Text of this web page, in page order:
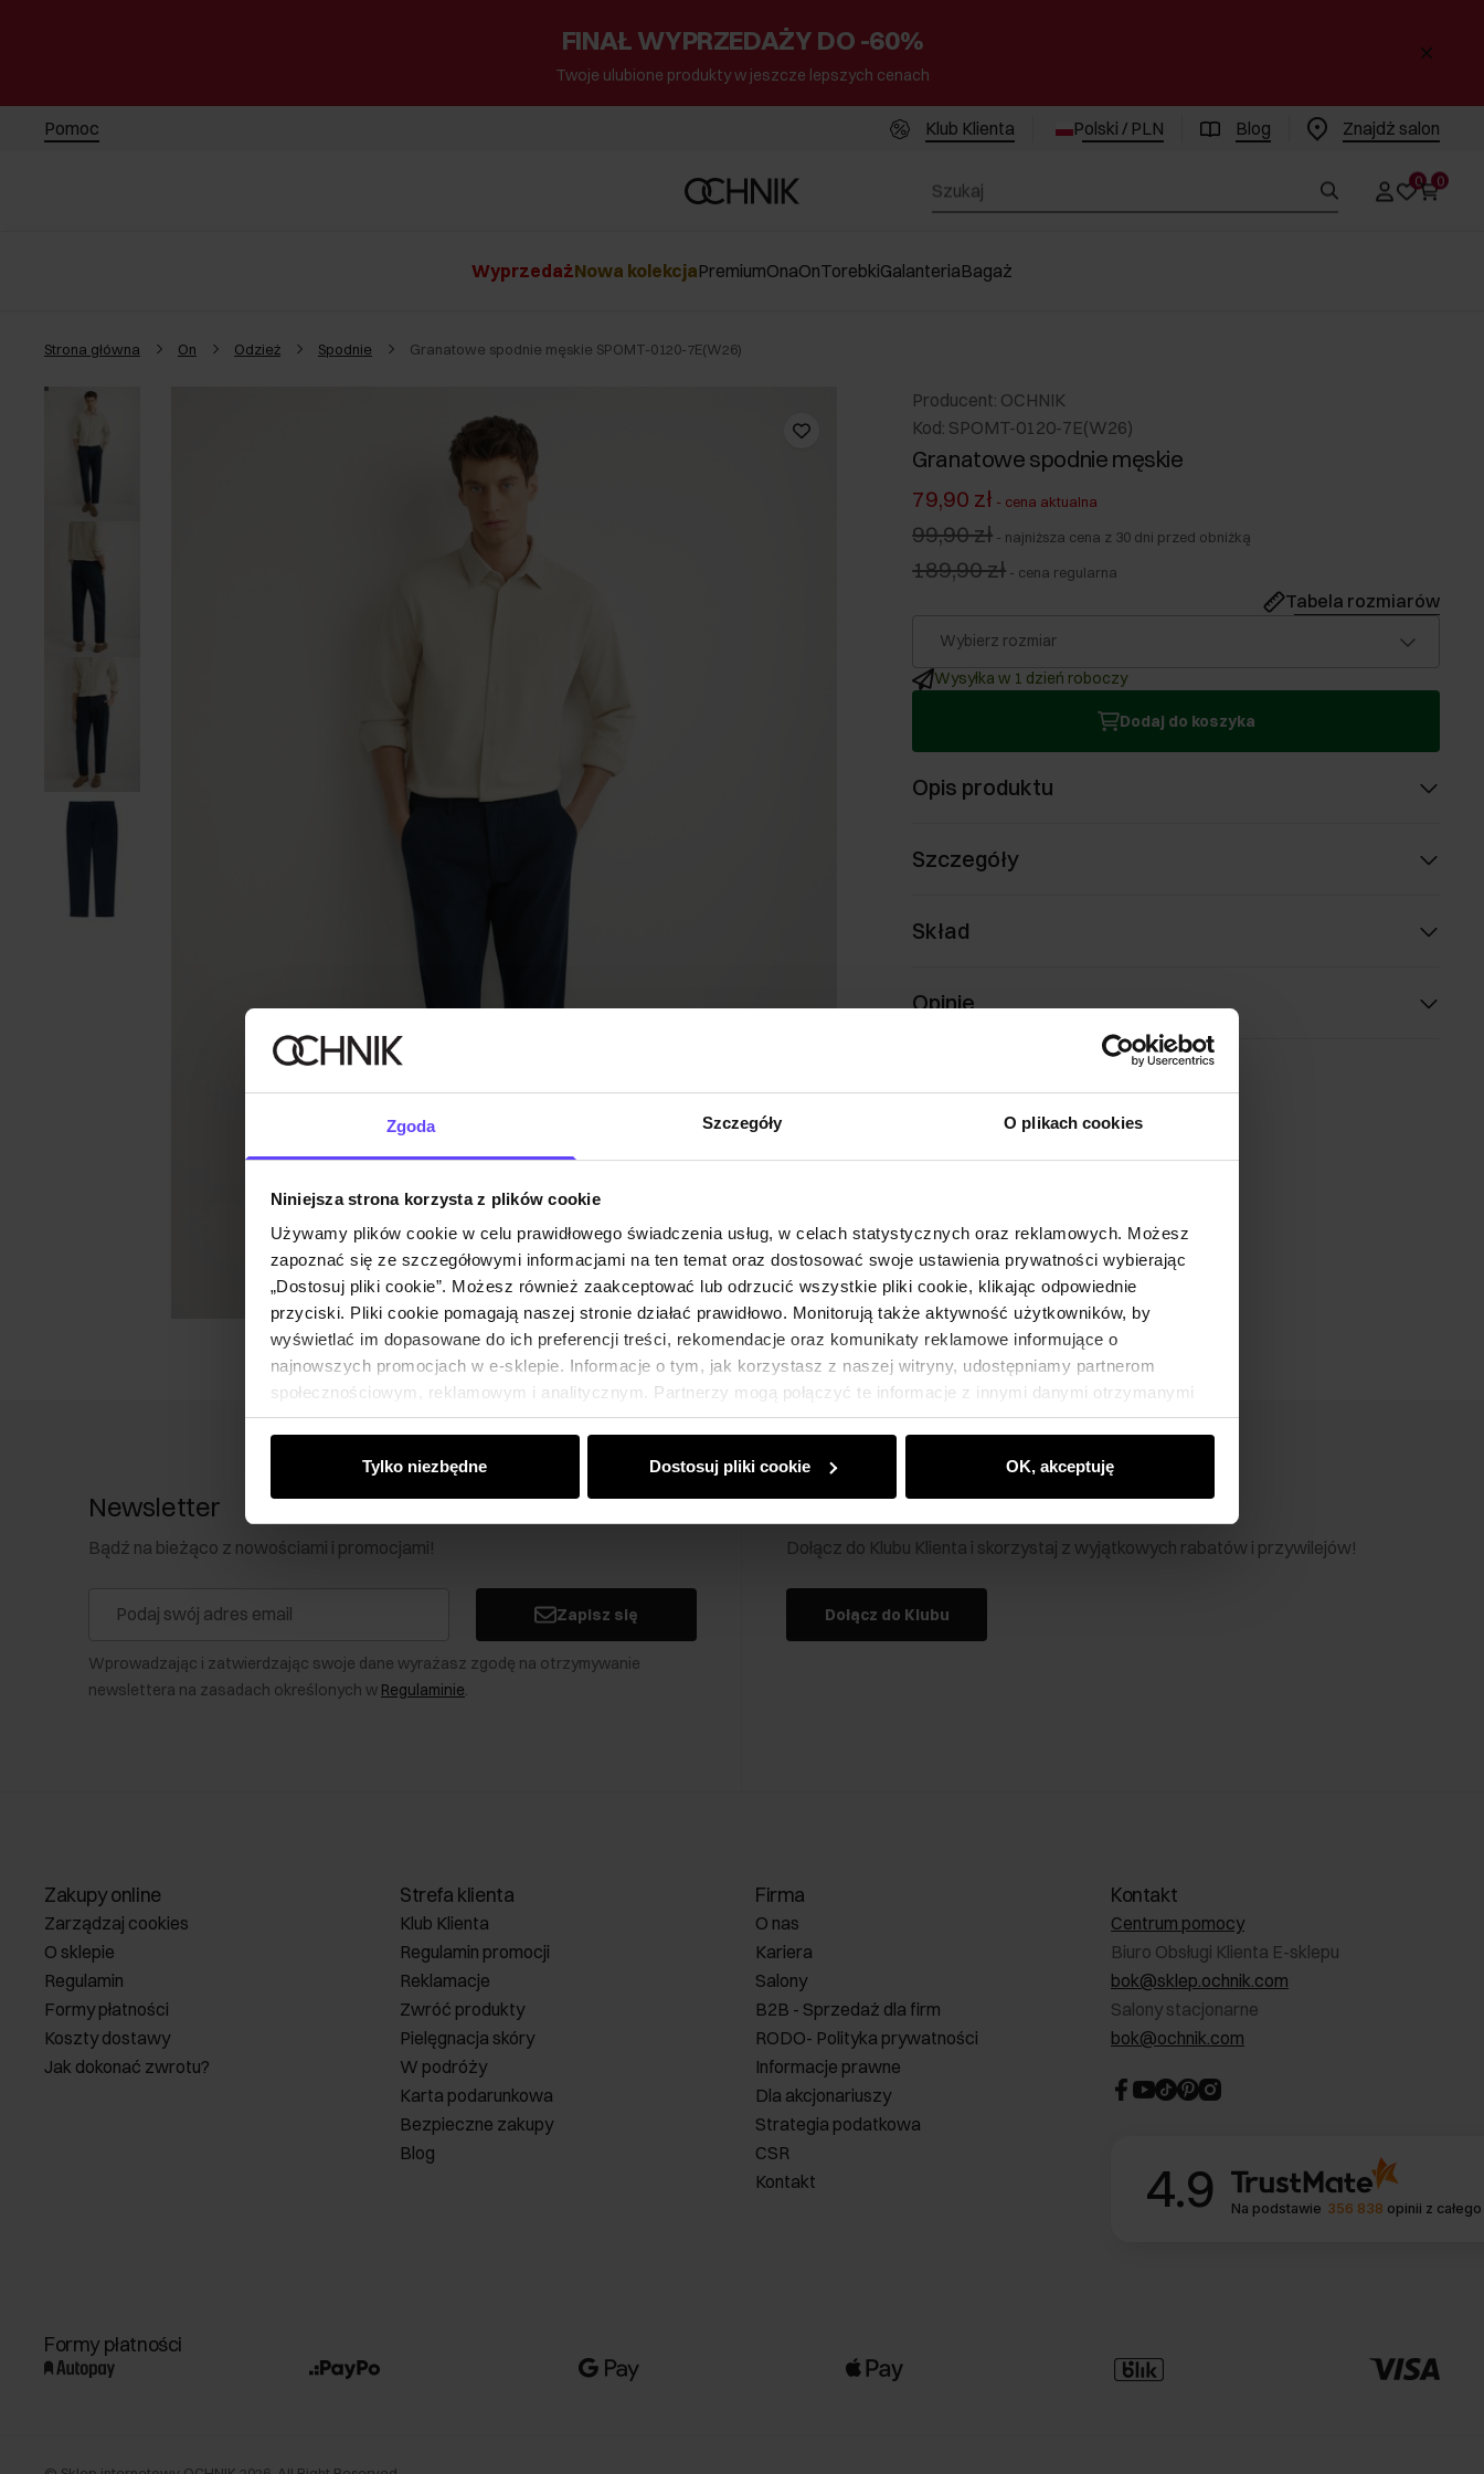
Zgoda Szczegóły O plikach cookies
Niniejsza strona korzysta z plików cookie
Używamy plików cookie w celu prawidłowego świadczenia usług, w celach statystycznych oraz reklamowych. Możesz
zapoznać się ze szczegółowymi informacjami na ten temat oraz dostosować swoje ustawienia prywatności wybierając
„Dostosuj pliki cookie”. Możesz również zaakceptować lub odrzucić wszystkie pliki cookie, klikając odpowiednie
przyciski. Pliki cookie pomagają naszej stronie działać prawidłowo. Monitorują także aktywność użytkowników, by
wyświetlać im dopasowane do ich preferencji treści, rekomendacje oraz komunikaty reklamowe informujące o
najnowszych promocjach w e-sklepie. Informacje o tym, jak korzystasz z naszej witryny, udostępniamy partnerom
społecznościowym, reklamowym i analitycznym. Partnerzy mogą połączyć te informacje z innymi danymi otrzymanymi
od Ciebie lub uzyskanymi podczas korzystania z ich usług.
Tylko niezbędne Dostosuj pliki cookie OK, akceptuję
FINAŁ WYPRZEDAŻY DO -60%
Twoje ulubione produkty w jeszcze lepszych cenach
Pomoc Klub Klienta Polski / PLN Blog Znajdż salon
0 0
WyprzedażNowa kolekcjaPremiumOnaOnTorebkiGalanteriaBagaż
Strona główna On Odzież Spodnie Granatowe spodnie męskie SPOMT-0120-7E(W26)
Producent: OCHNIK
Kod: SPOMT-0120-7E(W26)
Granatowe spodnie męskie
79,90 zł - cena aktualna
99,90 zł - najniższa cena z 30 dni przed obniżką
189,90 zł - cena regularna
Tabela rozmiarów
Wybierz rozmiar
Wysyłka w 1 dzień roboczy
Dodaj do koszyka
Opis produktu
Szczegóły
Skład
Opinie
Newsletter
Bądź na bieżąco z nowościami i promocjami!
Zapisz się
Wprowadzając i zatwierdzając swoje dane wyrażasz zgodę na otrzymywanie
newslettera na zasadach określonych w Regulaminie.
Klub Klienta Ochnik
Dołącz do Klubu Klienta i skorzystaj z wyjątkowych rabatów i przywilejów!
Dołącz do Klubu
Zakupy online
Zarządzaj cookies
O sklepie
Regulamin
Formy płatności
Koszty dostawy
Jak dokonać zwrotu?
Strefa klienta
Klub Klienta
Regulamin promocji
Reklamacje
Zwróć produkty
Pielęgnacja skóry
W podróży
Karta podarunkowa
Bezpieczne zakupy
Blog
Firma
O nas
Kariera
Salony
B2B - Sprzedaż dla firm
RODO- Polityka prywatności
Informacje prawne
Dla akcjonariuszy
Strategia podatkowa
CSR
Kontakt
Kontakt
Centrum pomocy
Biuro Obsługi Klienta E-sklepu
bok@sklep.ochnik.com
Salony stacjonarne
bok@ochnik.com
4.9 Na podstawie 356 838 opinii z
Formy płatności